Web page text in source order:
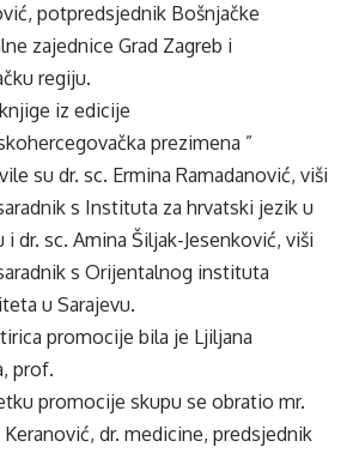
potpredsjednik Bošnjačke
zajednice Grad Zagreb i
regiju.
iz edicije
prezimena ”
su dr. sc. Ermina Ramadanović, viši
s Instituta za hrvatski jezik u
i dr. sc. Amina Šiljak-Jesenković, viši
s Orijentalnog instituta
u Sarajevu.
promocije bila je Ljiljana
prof.
promocije skupu se obratio mr.
Keranović, dr. medicine, predsjednik